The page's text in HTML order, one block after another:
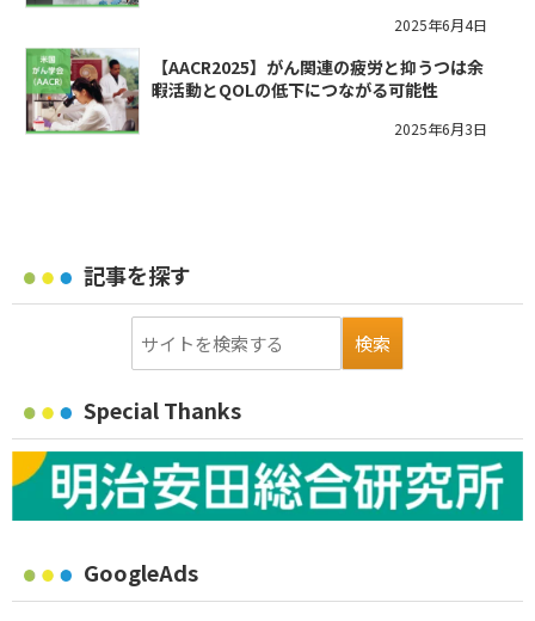
2025年6月4日
【AACR2025】がん関連の疲労と抑うつは余
暇活動とQOLの低下につながる可能性
2025年6月3日
記事を探す
Special Thanks
GoogleAds